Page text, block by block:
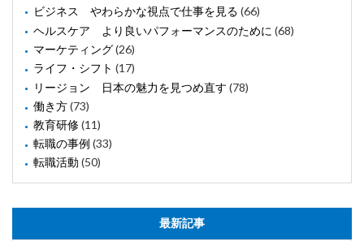
ビジネス やわらかな視点で仕事を見る (66)
ヘルスケア より良いパフォーマンスのために (68)
マーケティング(26)
ライフ・シフト (17)
リージョン 日本の魅力を見つめ直す (78)
働き方(73)
教育研修(11)
転職の事例 (33)
転職活動 (50)
最新記事